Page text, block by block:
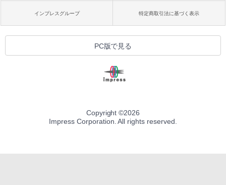
インプレスグループ 特定商取引法に基づく表示
PC版で見る
Copyright ©2026
Impress Corporation. All rights reserved.